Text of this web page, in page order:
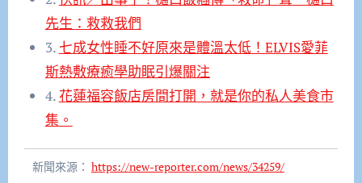
先生：救救我們
3. 七成女性睡不好原來是體溫太低！ELVIS愛菲
斯熱敷療癒學助眠引爆關注
4.花蓮福容飯店房間打開，就是你的私人美食市
集。
新聞來源： https://new-reporter.com/news/34259/